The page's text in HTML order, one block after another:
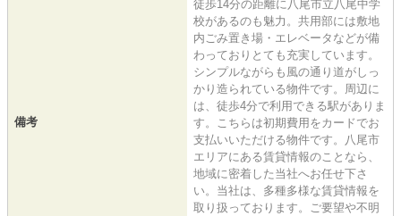
備考
徒歩14分の距離に八尾市立八尾中学
校があるのも魅力。共用部には敷地
内ごみ置き場・エレベータなどが備
わっておりとても充実しています。
シンプルながらも風の通り道がしっ
かり造られている物件です。周辺に
は、徒歩4分で利用できる駅がありま
す。こちらは初期費用をカードでお
支払いいただける物件です。八尾市
エリアにある賃貸情報のことなら、
地域に密着した当社へお任せ下さ
い。当社は、多種多様な賃貸情報を
取り扱っております。ご要望や不明